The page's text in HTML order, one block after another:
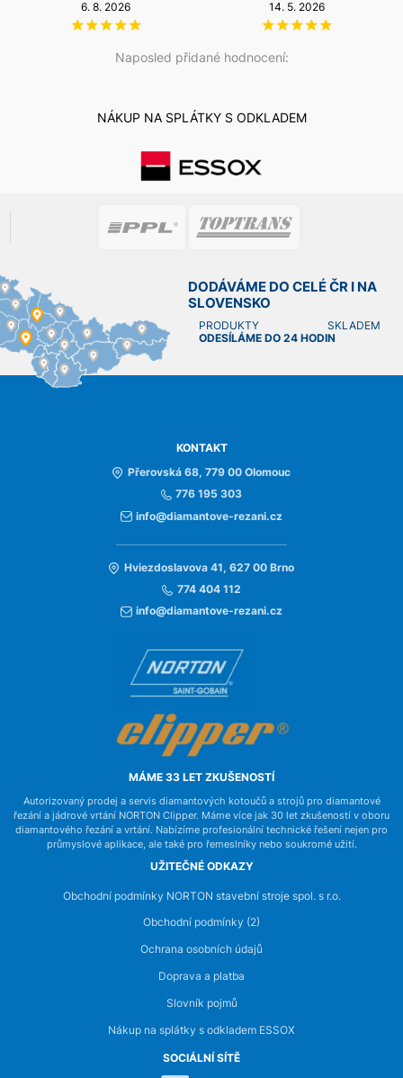
Naposled přidané hodnocení:
6. 8. 2026
14. 5. 2026
NÁKUP NA SPLÁTKY S ODKLADEM
DODÁVÁME DO CELÉ ČR I NA
SLOVENSKO
PRODUKTY SKLADEM
ODESÍLÁME DO 24 HODIN
KONTAKT
Přerovská 68, 779 00 Olomouc
776 195 303
info@diamantove-rezani.cz
Hviezdoslavova 41, 627 00 Brno
774 404 112
info@diamantove-rezani.cz
MÁME 33 LET ZKUŠENOSTÍ
Autorizovaný prodej a servis diamantových kotoučů a strojů pro diamantové
řezání a jádrové vrtání NORTON Clipper. Máme více jak 30 let zkušeností v oboru
diamantového řezání a vrtání. Nabízíme profesionální technické řešení nejen pro
průmyslové aplikace, ale také pro řemeslníky nebo soukromé užití.
UŽITEČNÉ ODKAZY
Obchodní podmínky NORTON stavební stroje spol. s r.o.
Obchodní podmínky (2)
Ochrana osobních údajů
Doprava a platba
Slovník pojmů
Nákup na splátky s odkladem ESSOX
SOCIÁLNÍ SÍTĚ